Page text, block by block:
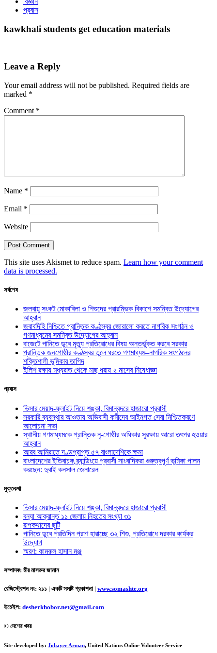
প্রবাস
kawkhali students get education materials
Leave a Reply
Your email address will not be published. Required fields are
marked *
Comment *
Name *
Email *
Website
This site uses Akismet to reduce spam. Learn how your comment
data is processed.
সর্বশেষ
জলবায়ু সংকট মোকাবিলা ও শিশুদের প্রারম্ভিক বিকাশে সমন্বিত উদ্যোগের
আহ্বান
জবাবদিহি নিশ্চিতে প্রান্তিক কণ্ঠস্বর জোরালো করতে নাগরিক সংগঠন ও
গণমাধ্যমের সমন্বিত উদ্যোগের আহ্বান
বাজেটে পানিতে ডুবে মৃত্যু প্রতিরোধের বিষয় অন্তর্ভুক্ত করবে সরকার
প্রান্তিক জনগোষ্ঠীর কণ্ঠস্বর তুলে ধরতে গণমাধ্যম–নাগরিক সংগঠনের
শক্তিশালী ভূমিকার তাগিদ
ইলিশ রক্ষায় মধ্যরাত থেকে মাছ ধরায় ২ মাসের নিষেধাজ্ঞা
প্রবাস
ভিসার মেয়াদ-ফ্লাইট নিয়ে শঙ্কা, বিমানবন্দরে হাজারো প্রবাসী
সরকারি ব্যবস্থার আওতায় অভিবাসী কর্মীদের আইনগত সেবা নিশ্চিতকরণে
আলোচনা সভা
স্থানীয় গণমাধ্যমকে প্রান্তিক নৃ-গোষ্ঠীর অধিকার সুরক্ষায় আরো তৎপর হওয়ার
আহ্বান
আরব আমিরাতে দণ্ডপ্রাপ্ত ৫৭ বাংলাদেশিকে ক্ষমা
বাংলাদেশের ইতিবাচক ব্র্যান্ডিংয়ে প্রবাসী সাংবাদিকরা গুরুত্বপূর্ণ ভূমিকা পালন
করছেন: দুবাই কনসাল জেনারেল
মুক্তকথা
ভিসার মেয়াদ-ফ্লাইট নিয়ে শঙ্কা, বিমানবন্দরে হাজারো প্রবাসী
বন্যা আক্রান্ত ১১ জেলায় নিহতের সংখ্যা ৩১
রূপকথাদের ছুটি
পানিতে ডুবে প্রতিদিন প্রাণ হারাচ্ছে ৩২ শিশু, প্রতিরোধে দরকার কার্যকর
উদ্যোগ
স্মরণ: কামরুল হাসান মঞ্জু
সম্পাদক: মীর মাসরুর জামান
রেজিস্ট্রেশন নং: ২১১ | একটি সমষ্টি প্রকাশনা | www.somashte.org
ইমেইল: desherkhobor.net@gmail.com
© দেশের খবর
Site developed by: Jobayer Arman, United Nations Online Volunteer Service